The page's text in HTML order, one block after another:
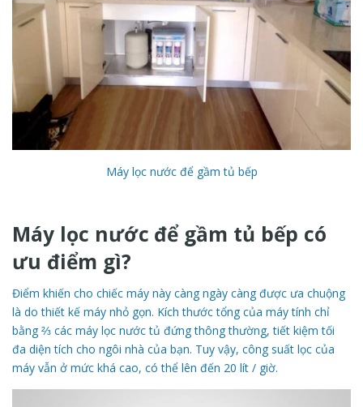
Máy lọc nước để gầm tủ bếp
Máy lọc nước để gầm tủ bếp có
ưu điểm gì?
Điểm khiến cho chiếc máy này càng ngày càng được ưa chuộng
là do thiết kế máy nhỏ gọn. Kích thước tổng của máy tính chỉ
bằng ⅔ các máy lọc nước tủ đứng thông thường, tiết kiệm tối
đa diện tích cho ngôi nhà của bạn. Tuy vậy, công suất lọc của
máy vẫn ở mức khá cao, có thể lên đến 20 lít / giờ.